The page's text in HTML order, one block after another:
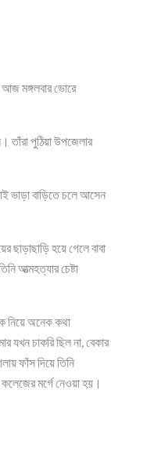
আজ মঙ্গলবার ভোরে
তাঁরা পুঠিয়া উপজেলার
ভাড়া বাড়িতে চলে আসেন
ছাড়াছাড়ি হয়ে গেলে বাবা
আত্মহত্যার চেষ্টা
নিয়ে অনেক কথা
যখন চাকরি ছিল না, বেকার
ফাঁস দিয়ে তিনি
মর্গে নেওয়া হয়।